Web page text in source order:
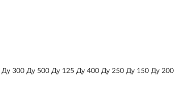
300 Ду 500 Ду 125 Ду 400 Ду 250 Ду 150 Ду 200